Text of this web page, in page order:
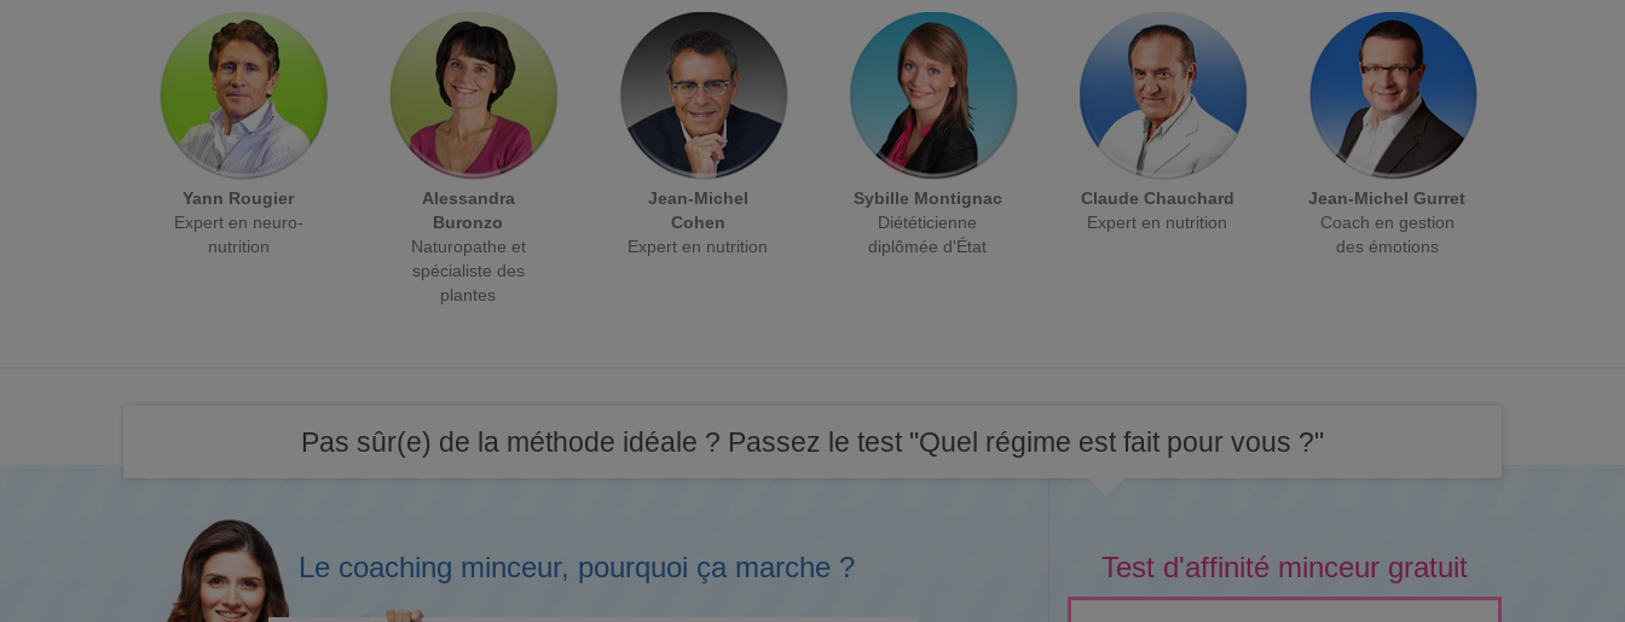
Yann Rougier
Expert en neuro-
nutrition
Alessandra
Buronzo
Naturopathe et
spécialiste des
plantes
Jean-Michel
Cohen
Expert en nutrition
Sybille Montignac
Diététicienne
diplômée d'État
Claude Chauchard
Expert en nutrition
Jean-Michel Gurret
Coach en gestion
des émotions
Pas sûr(e) de la méthode idéale ? Passez le test "Quel régime est fait pour vous ?"
Test d'affinité minceur gratuit
Le coaching minceur, pourquoi ça marche ?